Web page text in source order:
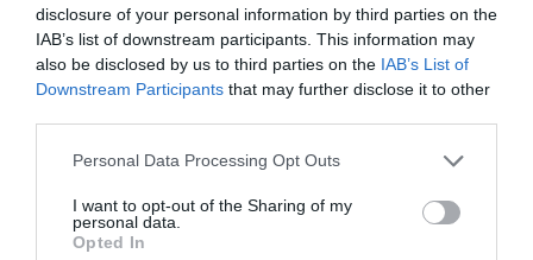
disclosure of your personal information by third parties on the
IAB’s list of downstream participants. This information may
also be disclosed by us to third parties on the IAB’s List of
Downstream Participants that may further disclose it to other
Personal Data Processing Opt Outs
I want to opt-out of the Sharing of my
personal data.
Opted In
Η δημοσίευση κοινοποιήθηκε από το χρήστη ?????? (@nicolaannepeltzbeckham)